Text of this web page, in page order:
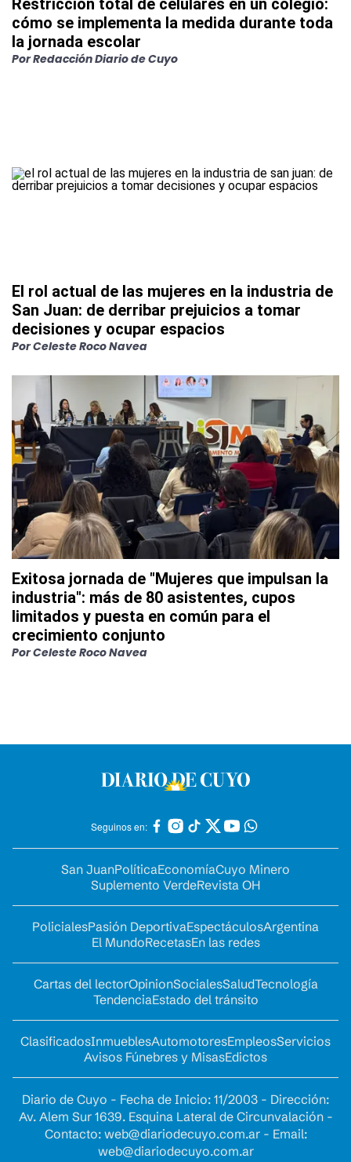
Restricción total de celulares en un colegio:
cómo se implementa la medida durante toda
la jornada escolar
PorRedacción Diario de Cuyo
El rol actual de las mujeres en la industria de
San Juan: de derribar prejuicios a tomar
decisiones y ocupar espacios
PorCeleste Roco Navea
Exitosa jornada de "Mujeres que impulsan la
industria": más de 80 asistentes, cupos
limitados y puesta en común para el
crecimiento conjunto
PorCeleste Roco Navea
Seguinos en:
San JuanPolíticaEconomíaCuyo Minero
Suplemento VerdeRevista OH
PolicialesPasión DeportivaEspectáculosArgentina
El MundoRecetasEn las redes
Cartas del lectorOpinionSocialesSaludTecnología
TendenciaEstado del tránsito
ClasificadosInmueblesAutomotoresEmpleosServicios
Avisos Fúnebres y MisasEdictos
Diario de Cuyo - Fecha de Inicio: 11/2003 - Dirección:
Av. Alem Sur 1639. Esquina Lateral de Circunvalación -
Contacto: web@diariodecuyo.com.ar- Email:
web@diariodecuyo.com.ar